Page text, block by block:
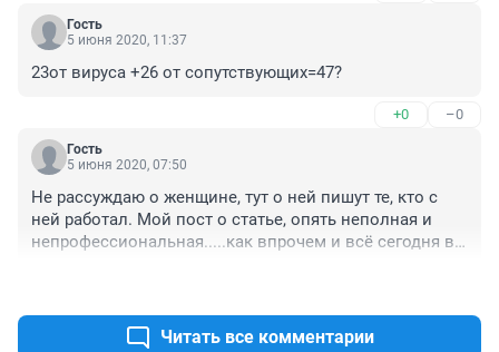
Гость
5 июня 2020, 11:37
23от вируса +26 от сопутствующих=47?
+0 –0
Гость
5 июня 2020, 07:50
Не рассуждаю о женщине, тут о ней пишут те, кто с
ней работал. Мой пост о статье, опять неполная и
непрофессиональная.....как впрочем и всё сегодня в
своим цинизмом. Каждый знает, что именно эта
Читать все комментарии